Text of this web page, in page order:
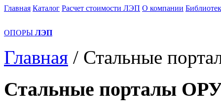
Главная Каталог Расчет стоимости ЛЭП О компании
ОПОРЫ ЛЭП
Главная / Стальные
Стальные порталы